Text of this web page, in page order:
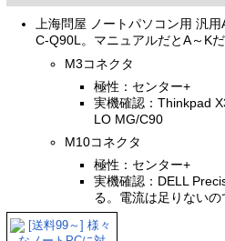
上海問屋 ノートパソコン用 汎
C-Q90L。マニュアルだとA～K
M3コネクタ
極性：センター+
実機確認：Thinkpad
LO MG/C90
M10コネクタ
極性：センター+
実機確認：DELL
る。電流は足りない